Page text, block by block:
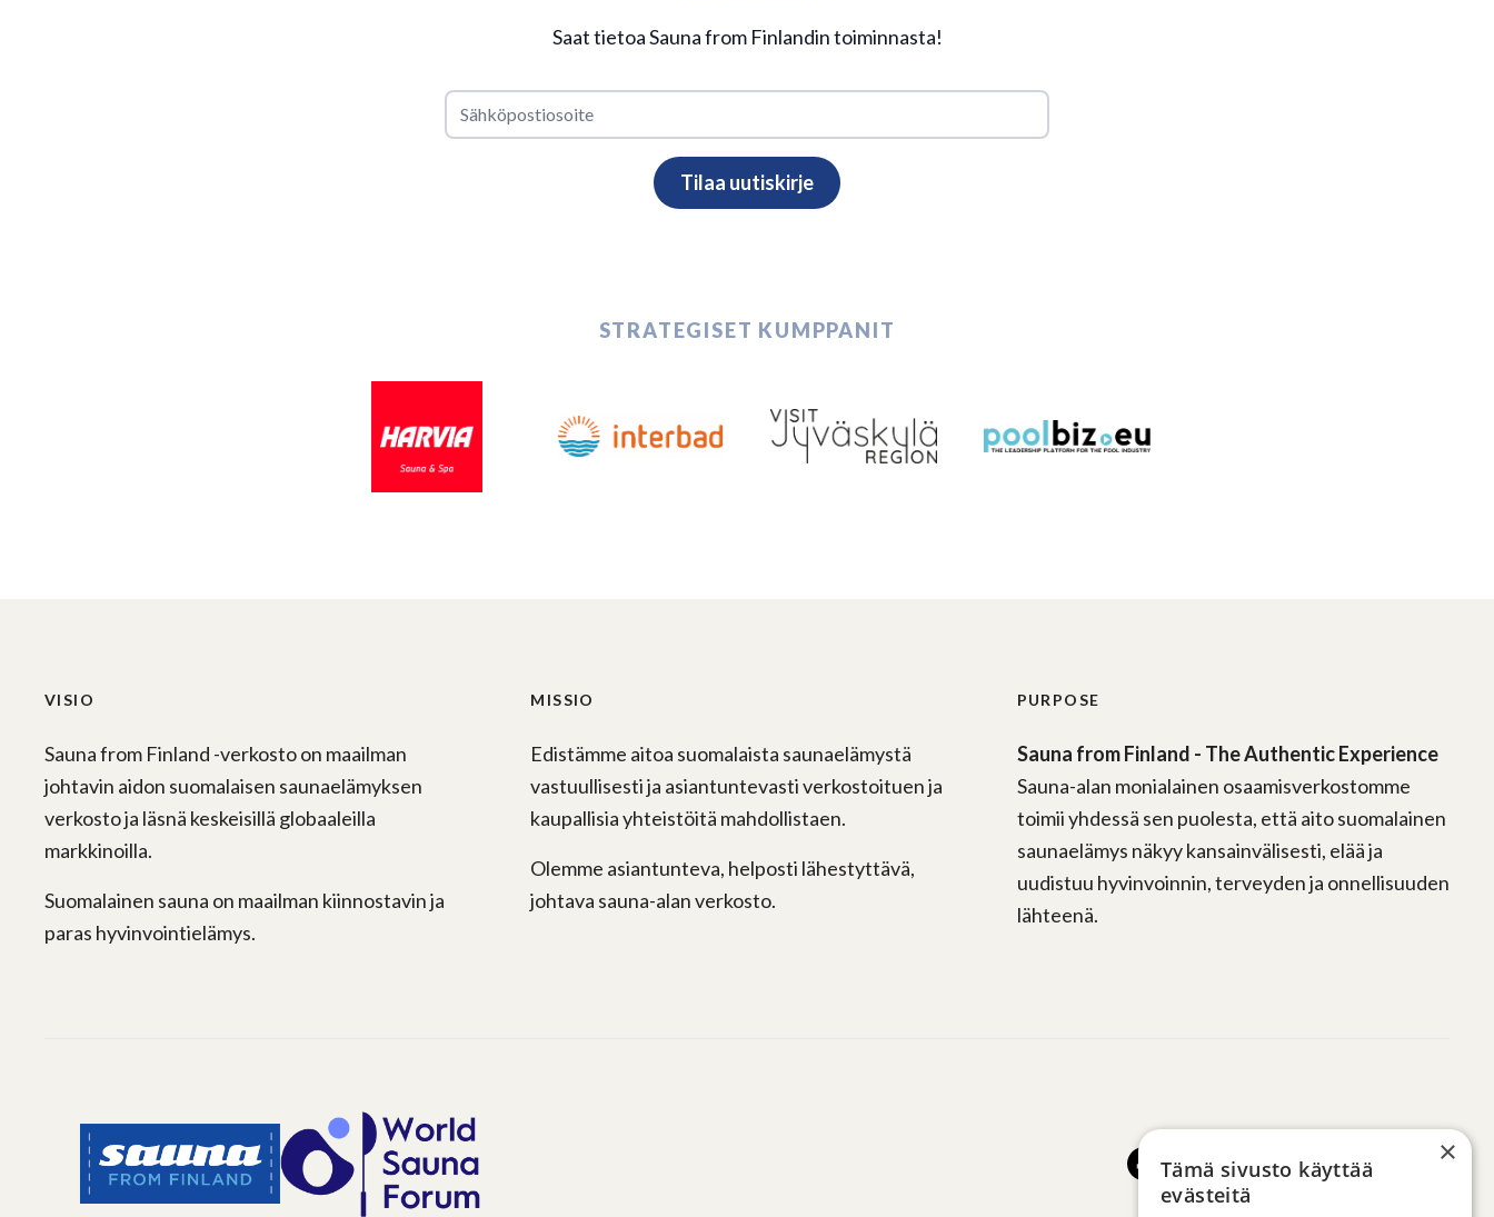
Saat tietoa Sauna from Finlandin toiminnasta!
STRATEGISET KUMPPANIT
VISIO
Sauna from Finland -verkosto on maailman
johtavin aidon suomalaisen saunaelämyksen
verkosto ja läsnä keskeisillä globaaleilla
markkinoilla.
Suomalainen sauna on maailman kiinnostavin ja
paras hyvinvointielämys.
MISSIO
Edistämme aitoa suomalaista saunaelämystä
vastuullisesti ja asiantuntevasti verkostoituen ja
kaupallisia yhteistöitä mahdollistaen.
Olemme asiantunteva, helposti lähestyttävä,
johtava sauna-alan verkosto.
PURPOSE
Sauna from Finland - The Authentic Experience
Sauna-alan monialainen osaamisverkostomme
toimii yhdessä sen puolesta, että aito suomalainen
saunaelämys näkyy kansainvälisesti, elää ja
uudistuu hyvinvoinnin, terveyden ja onnellisuuden
lähteenä.
×
Tämä sivusto käyttää
evästeitä